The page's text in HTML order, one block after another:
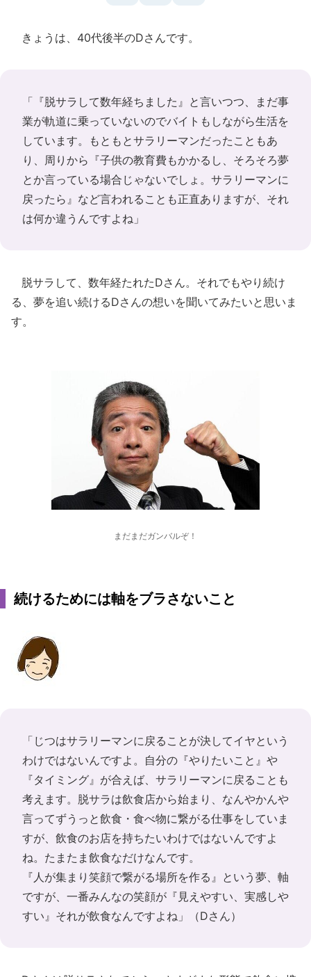
きょうは、40代後半のDさんです。
「『脱サラして数年経ちました』と言いつつ、まだ事
業が軌道に乗っていないのでバイトもしながら生活を
しています。もともとサラリーマンだったこともあ
り、周りから『子供の教育費もかかるし、そろそろ夢
とか言っている場合じゃないでしょ。サラリーマンに
戻ったら』など言われることも正直ありますが、それ
は何か違うんですよね」
脱サラして、数年経たれたDさん。それでもやり続け
る、夢を追い続けるDさんの想いを聞いてみたいと思いま
す。
まだまだガンバルぞ！
続けるためには軸をブラさないこと
「じつはサラリーマンに戻ることが決してイヤという
わけではないんですよ。自分の『やりたいこと』や
『タイミング』が合えば、サラリーマンに戻ることも
考えます。脱サラは飲食店から始まり、なんやかんや
言ってずうっと飲食・食べ物に繋がる仕事をしていま
すが、飲食のお店を持ちたいわけではないんですよ
ね。たまたま飲食なだけなんです。
『人が集まり笑顔で繋がる場所を作る』という夢、軸
ですが、一番みんなの笑顔が『見えやすい、実感しや
すい』それが飲食なんですよね」（Dさん）